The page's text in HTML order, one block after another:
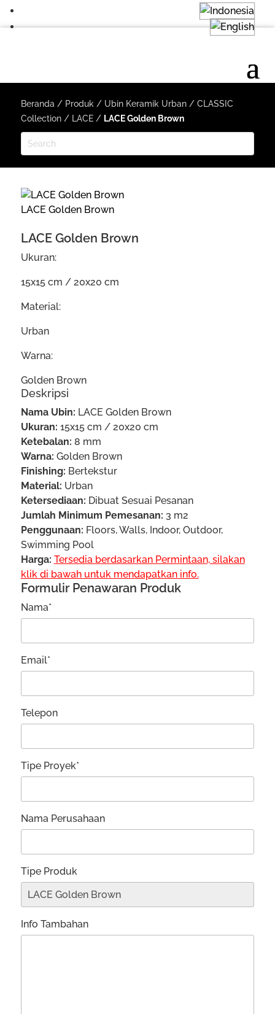
Beranda / Produk / Ubin Keramik Urban/ CLASSIC
Collection/ LACE/ LACE Golden Brown
LACE Golden Brown
LACE Golden Brown
Ukuran:
15x15 cm / 20x20 cm
Material:
Urban
Warna:
Golden Brown
Deskripsi
Nama Ubin: LACE Golden Brown
Ukuran: 15x15 cm / 20x20 cm
Ketebalan: 8 mm
Warna: Golden Brown
Finishing: Bertekstur
Material: Urban
Ketersediaan: Dibuat Sesuai Pesanan
Jumlah Minimum Pemesanan: 3 m2
Penggunaan: Floors, Walls, Indoor, Outdoor,
Swimming Pool
Harga: Tersedia berdasarkan Permintaan, silakan
klik di bawah untuk mendapatkan info.
Formulir Penawaran Produk
Nama*
Email*
Telepon
Tipe Proyek*
Nama Perusahaan
Tipe Produk
Info Tambahan